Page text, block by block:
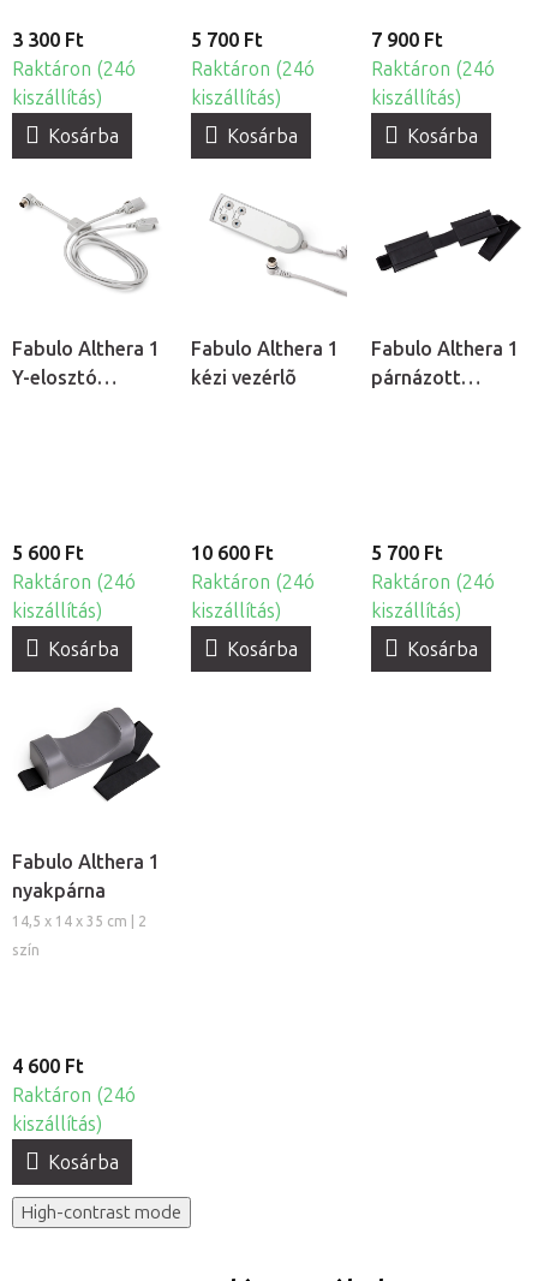
3 300 Ft
Raktáron (24ó
kiszállítás)
Kosárba
5 700 Ft
Raktáron (24ó
kiszállítás)
Kosárba
7 900 Ft
Raktáron (24ó
kiszállítás)
Kosárba
Fabulo Althera 1
Y-elosztó
5 600 Ft
Raktáron (24ó
kiszállítás)
Kosárba
Fabulo Althera 1
kézi vezérlõ
10 600 Ft
Raktáron (24ó
kiszállítás)
Kosárba
Fabulo Althera 1
párnázott
5 700 Ft
Raktáron (24ó
kiszállítás)
Kosárba
Fabulo Althera 1
nyakpárna
14,5 x 14 x 35 cm | 2
szín
4 600 Ft
Raktáron (24ó
kiszállítás)
Kosárba
High-contrast mode